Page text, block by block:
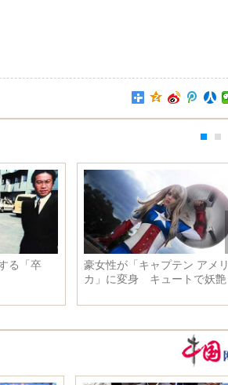
る「卒
豪女性が「キャプテン アメリ
カ」に変身 キュートで妖艶